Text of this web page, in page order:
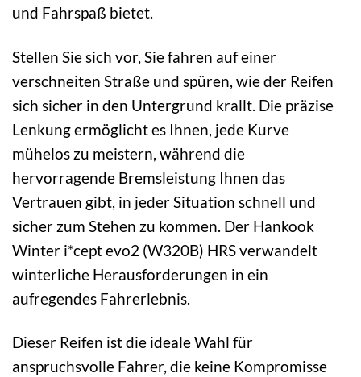
und Fahrspaß bietet.
Stellen Sie sich vor, Sie fahren auf einer
verschneiten Straße und spüren, wie der Reifen
sich sicher in den Untergrund krallt. Die präzise
Lenkung ermöglicht es Ihnen, jede Kurve
mühelos zu meistern, während die
hervorragende Bremsleistung Ihnen das
Vertrauen gibt, in jeder Situation schnell und
sicher zum Stehen zu kommen. Der Hankook
Winter i*cept evo2 (W320B) HRS verwandelt
winterliche Herausforderungen in ein
aufregendes Fahrerlebnis.
Dieser Reifen ist die ideale Wahl für
anspruchsvolle Fahrer, die keine Kompromisse